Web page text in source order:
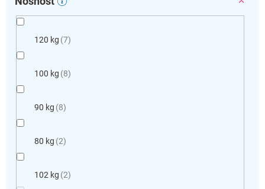
120 kg 7
100 kg 8
90 kg 8
80 kg 2
102 kg 2